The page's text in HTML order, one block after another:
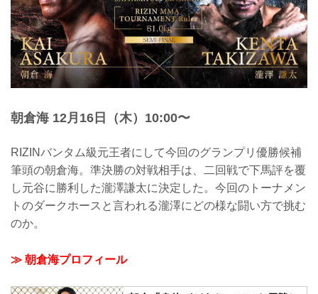
朝倉海 12月16日（木）10:00〜
RIZINバンタム級元王者にして今回のグランプリ優勝候補
筆頭の朝倉海。準決勝の対戦相手は、二回戦で下馬評を覆
し元谷に勝利した瀧澤謙太に決定した。今回のトーナメン
トのダークホースと言われる瀧澤にどの様な闘い方で挑む
のか。
≫ 朝倉海プロフィール